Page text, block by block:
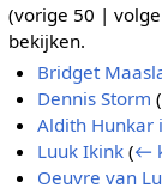
(vorige 50 |
bekijken.
Bridget
Dennis Storm (
Aldith Hunkar
Luuk Ikink (←
Oeuvre van